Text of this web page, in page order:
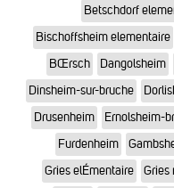
Betschdorf
Bischoffsheim elementaire
BŒrsch
Dangolsheim
Dinsheim-sur-bruche
Drusenheim
Ernolsheim-
Furdenheim
Gries elÉmentaire
Gries